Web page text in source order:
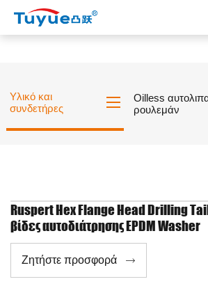
Υλικό και
συνδετήρες
Oilless
ρουλεμάν
Ruspert Hex Flange Head Drilling
βίδες αυτοδιάτρησης EPDM Washer
Ζητήστε προσφορά 